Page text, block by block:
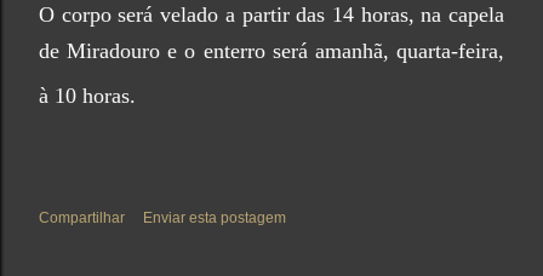
O corpo será velado a partir das 14 horas, na capela
de Miradouro e o enterro será amanhã, quarta-feira,
à 10 horas.
Compartilhar Enviar esta postagem